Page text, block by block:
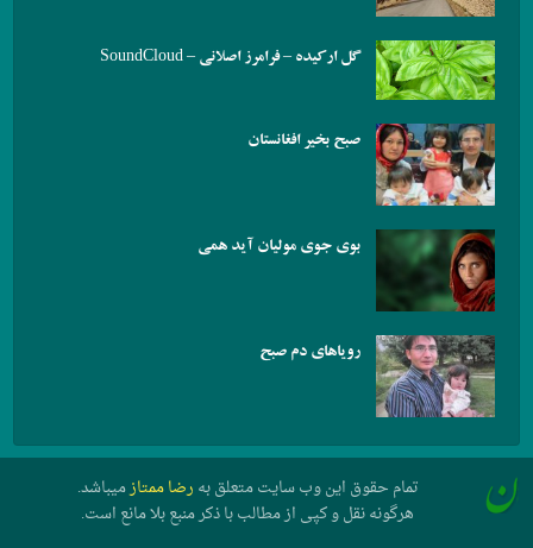
گل ارکیده – فرامرز اصلانی – SoundCloud
صبح بخیر افغانستان
بوی جوی مولیان آید همی
رویاهای دم صبح
تمام حقوق این وب سایت متعلق به رضا ممتازمیباشد.
هرگونه نقل و کپی از مطالب با ذکر منبع بلا مانع است.